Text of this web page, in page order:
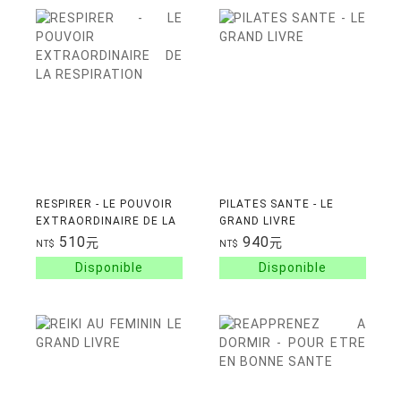
RESPIRER - LE POUVOIR
EXTRAORDINAIRE DE LA
RESPIRATION
NT$ 510元
PILATES SANTE - LE
GRAND LIVRE
NT$ 940元